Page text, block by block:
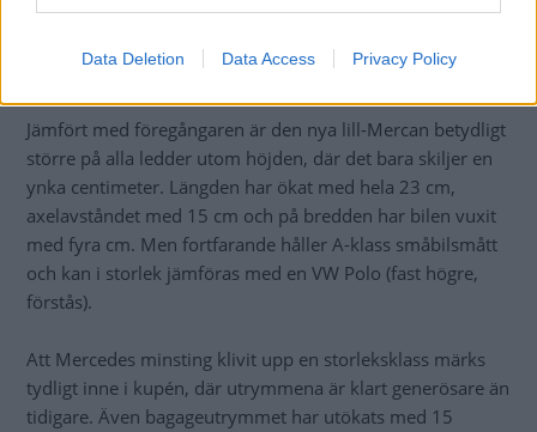
Data Deletion Data Access Privacy Policy
hamnade vuxna baksätespassagerare lätt i en krampaktig
ställning med stjärten lågt och högt uppdragna knän. Det
slipper man i den nya.
Jämfört med föregångaren är den nya lill-Mercan betydligt
större på alla ledder utom höjden, där det bara skiljer en
ynka centimeter. Längden har ökat med hela 23 cm,
axelavståndet med 15 cm och på bredden har bilen vuxit
med fyra cm. Men fortfarande håller A-klass småbilsmått
och kan i storlek jämföras med en VW Polo (fast högre,
förstås).
Att Mercedes minsting klivit upp en storleksklass märks
tydligt inne i kupén, där utrymmena är klart generösare än
tidigare. Även bagageutrymmet har utökats med 15